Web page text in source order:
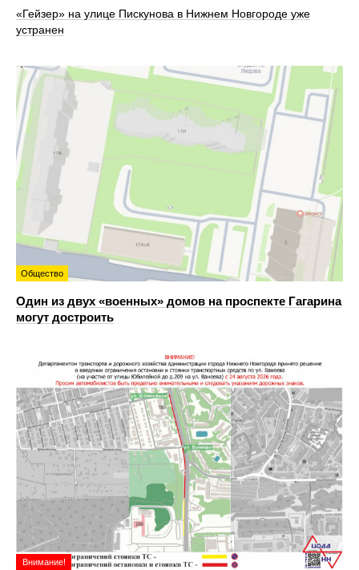
«Гейзер» на улице Пискунова в Нижнем Новгороде уже
устранен
Общество
Один из двух «военных» домов на проспекте Гагарина
могут достроить
Внимание!